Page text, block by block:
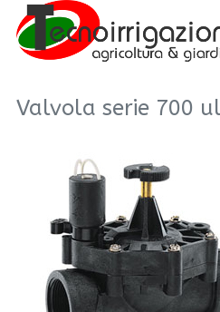
Valvola serie 700